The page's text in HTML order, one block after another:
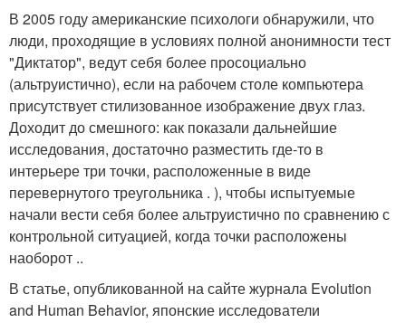
В 2005 году американские психологи обнаружили, что
люди, проходящие в условиях полной анонимности тест
"Диктатор", ведут себя более просоциально
(альтруистично), если на рабочем столе компьютера
присутствует стилизованное изображение двух глаз.
Доходит до смешного: как показали дальнейшие
исследования, достаточно разместить где-то в
интерьере три точки, расположенные в виде
перевернутого треугольника . ), чтобы испытуемые
начали вести себя более альтруистично по сравнению с
контрольной ситуацией, когда точки расположены
наоборот ..
В статье, опубликованной на сайте журнала Evolution
and Human Behavior, японские исследователи